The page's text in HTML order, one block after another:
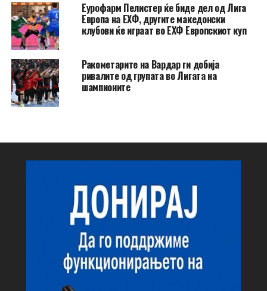
Еурофарм Пелистер ќе биде дел од Лига
Европа на ЕХФ, другите македонски
клубови ќе играат во ЕХФ Европскиот куп
Ракометарите на Вардар ги добија
ривалите од групата во Лигата на
шампионите